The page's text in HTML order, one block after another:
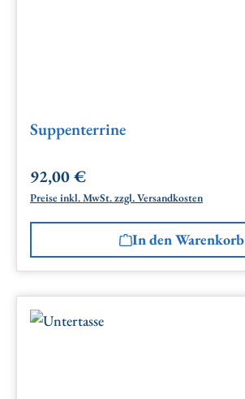
Suppenterrine
Regulärer Preis:
92,00 €
Preise inkl. MwSt. zzgl. Versandkosten
In den Warenkorb